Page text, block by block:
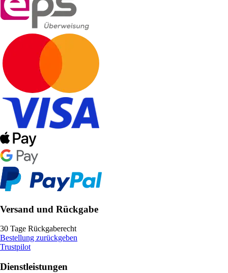
Versand und Rückgabe
30 Tage Rückgaberecht
Bestellung zurückgeben
Trustpilot
Dienstleistungen